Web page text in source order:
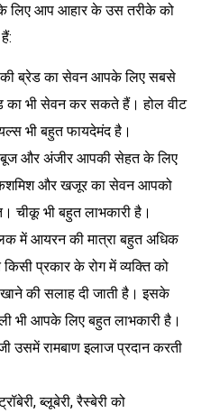
लिए आप आहार के उस तरीके को
ब्रेड का सेवन आपके लिए सबसे
का भी सेवन कर सकते हैं। होल वीट
भी बहुत फायदेमंद है।
और अंजीर आपकी सेहत के लिए
और खजूर का सेवन आपको
चीकू भी बहुत लाभकारी है।
में आयरन की मात्रा बहुत अधिक
प्रकार के रोग में व्यक्ति को
की सलाह दी जाती है। इसके
भी आपके लिए बहुत लाभकारी है।
उसमें रामबाण इलाज प्रदान करती
ब्लूबेरी, रैस्बेरी को